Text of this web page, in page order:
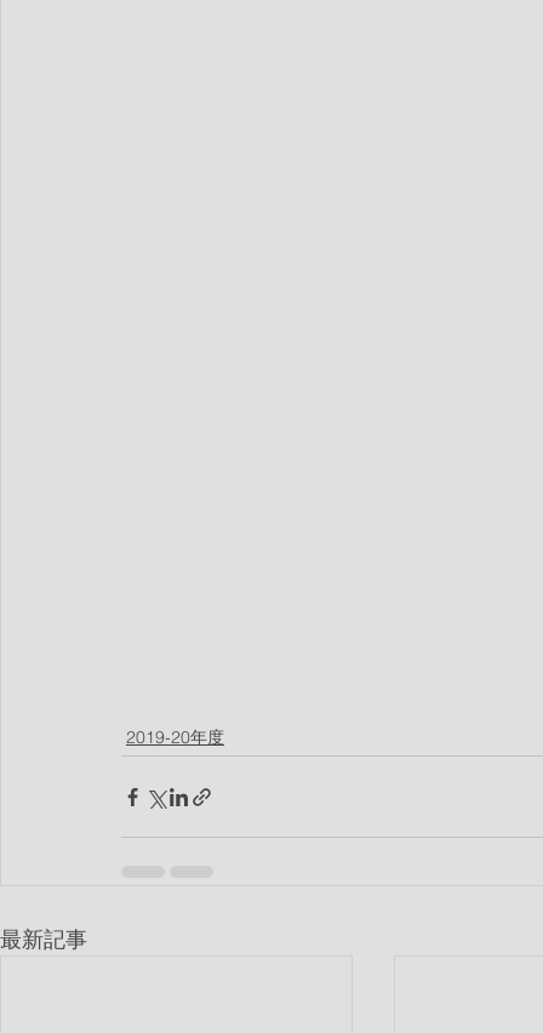
2019-20年度
最新記事